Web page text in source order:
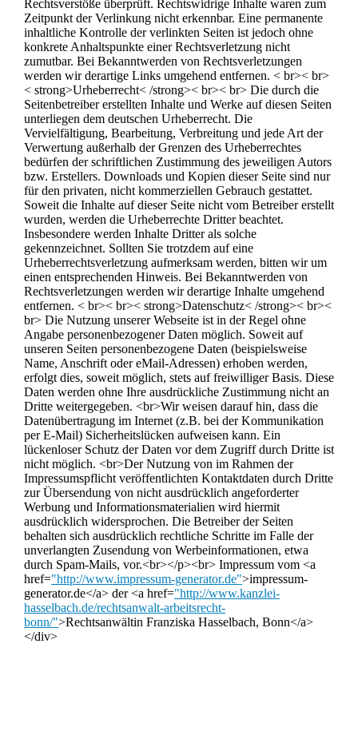
Rechtsverstöße überprüft. Rechtswidrige Inhalte waren zum
Zeitpunkt der Verlinkung nicht erkennbar. Eine permanente
inhaltliche Kontrolle der verlinkten Seiten ist jedoch ohne
konkrete Anhaltspunkte einer Rechtsverletzung nicht
zumutbar. Bei Bekanntwerden von Rechtsverletzungen
werden wir derartige Links umgehend entfernen. < br>< br>
< strong>Urheberrecht< /strong>< br>< br> Die durch die
Seitenbetreiber erstellten Inhalte und Werke auf diesen Seiten
unterliegen dem deutschen Urheberrecht. Die
Vervielfältigung, Bearbeitung, Verbreitung und jede Art der
Verwertung außerhalb der Grenzen des Urheberrechtes
bedürfen der schriftlichen Zustimmung des jeweiligen Autors
bzw. Erstellers. Downloads und Kopien dieser Seite sind nur
für den privaten, nicht kommerziellen Gebrauch gestattet.
Soweit die Inhalte auf dieser Seite nicht vom Betreiber erstellt
wurden, werden die Urheberrechte Dritter beachtet.
Insbesondere werden Inhalte Dritter als solche
gekennzeichnet. Sollten Sie trotzdem auf eine
Urheberrechtsverletzung aufmerksam werden, bitten wir um
einen entsprechenden Hinweis. Bei Bekanntwerden von
Rechtsverletzungen werden wir derartige Inhalte umgehend
entfernen. < br>< br>< strong>Datenschutz< /strong>< br><
br> Die Nutzung unserer Webseite ist in der Regel ohne
Angabe personenbezogener Daten möglich. Soweit auf
unseren Seiten personenbezogene Daten (beispielsweise
Name, Anschrift oder eMail-Adressen) erhoben werden,
erfolgt dies, soweit möglich, stets auf freiwilliger Basis. Diese
Daten werden ohne Ihre ausdrückliche Zustimmung nicht an
Dritte weitergegeben. <br>Wir weisen darauf hin, dass die
Datenübertragung im Internet (z.B. bei der Kommunikation
per E-Mail) Sicherheitslücken aufweisen kann. Ein
lückenloser Schutz der Daten vor dem Zugriff durch Dritte ist
nicht möglich. <br>Der Nutzung von im Rahmen der
Impressumspflicht veröffentlichten Kontaktdaten durch Dritte
zur Übersendung von nicht ausdrücklich angeforderter
Werbung und Informationsmaterialien wird hiermit
ausdrücklich widersprochen. Die Betreiber der Seiten
behalten sich ausdrücklich rechtliche Schritte im Falle der
unverlangten Zusendung von Werbeinformationen, etwa
durch Spam-Mails, vor.<br></p><br> Impressum vom <a
href="http://www.impressum-generator.de">impressum-
generator.de</a> der <a href="http://www.kanzlei-
hasselbach.de/rechtsanwalt-arbeitsrecht-
bonn/">Rechtsanwältin Franziska Hasselbach, Bonn</a>
</div>